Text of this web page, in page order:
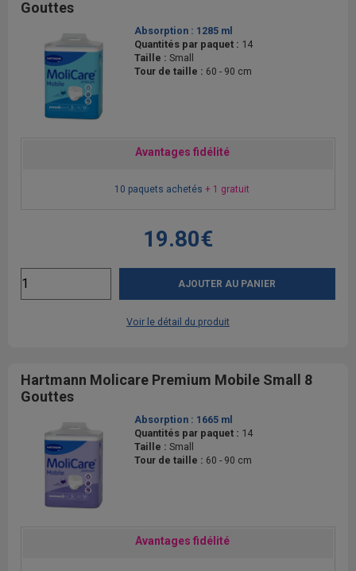
Gouttes
Absorption : 1285 ml
Quantités par paquet : 14
Taille : Small
Tour de taille : 60 - 90 cm
Avantages fidélité
10 paquets achetés + 1 gratuit
19.80€
AJOUTER AU PANIER
Voir le détail du produit
Hartmann Molicare Premium Mobile Small 8
Gouttes
Absorption : 1665 ml
Quantités par paquet : 14
Taille : Small
Tour de taille : 60 - 90 cm
Avantages fidélité